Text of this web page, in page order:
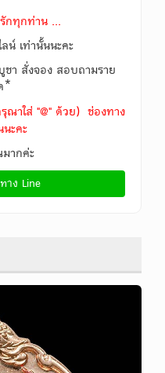
กทุกท่าน ...
น์ เท่านั้นนะคะ
า สั่งจอง สอบถามราย
*
ณาใส่ "@" ด้วย) ช่องทาง
ะคะ
ากค่ะ
าง Line